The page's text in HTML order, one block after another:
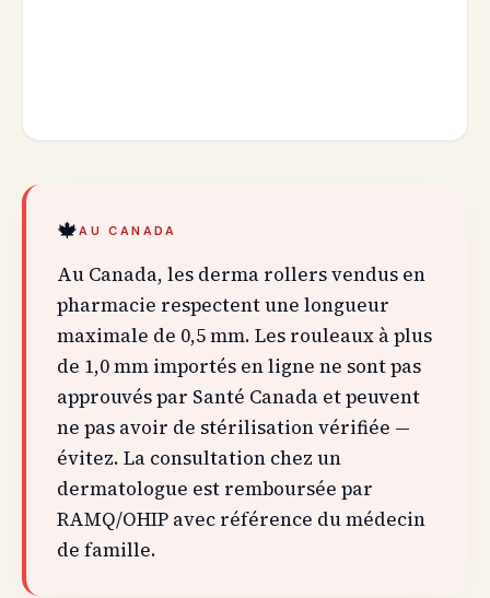
🍁AU CANADA
Au Canada, les derma rollers vendus en
pharmacie respectent une longueur
maximale de 0,5 mm. Les rouleaux à plus
de 1,0 mm importés en ligne ne sont pas
approuvés par Santé Canada et peuvent
ne pas avoir de stérilisation vérifiée —
évitez. La consultation chez un
dermatologue est remboursée par
RAMQ/OHIP avec référence du médecin
de famille.